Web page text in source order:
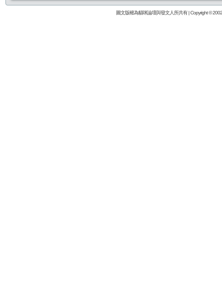
圖文版權為貓咪論壇與發文人所共有 | Copyright ©